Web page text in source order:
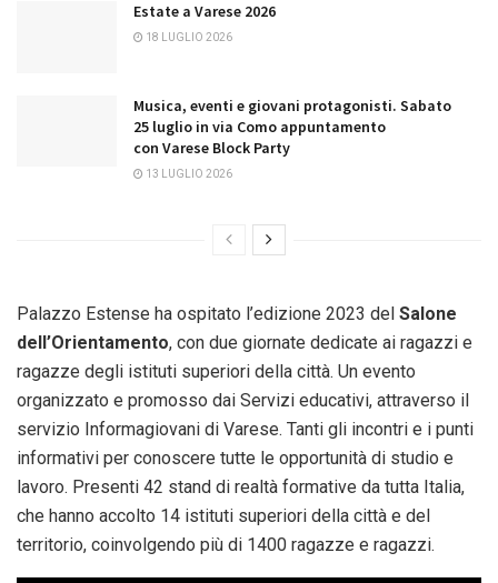
Estate a Varese 2026
18 LUGLIO 2026
Musica, eventi e giovani protagonisti. Sabato
25 luglio in via Como appuntamento
con Varese Block Party
13 LUGLIO 2026
Palazzo Estense ha ospitato l’edizione 2023 del Salone
dell’Orientamento, con due giornate dedicate ai ragazzi e
ragazze degli istituti superiori della città. Un evento
organizzato e promosso dai Servizi educativi, attraverso il
servizio Informagiovani di Varese. Tanti gli incontri e i punti
informativi per conoscere tutte le opportunità di studio e
lavoro. Presenti 42 stand di realtà formative da tutta Italia,
che hanno accolto 14 istituti superiori della città e del
territorio, coinvolgendo più di 1400 ragazze e ragazzi.